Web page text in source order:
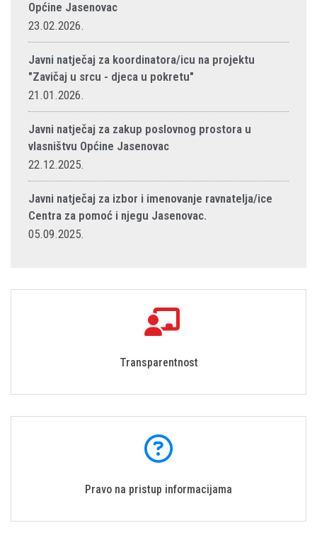
Općine Jasenovac
23.02.2026.
Javni natječaj za koordinatora/icu na projektu
"Zavičaj u srcu - djeca u pokretu"
21.01.2026.
Javni natječaj za zakup poslovnog prostora u
vlasništvu Općine Jasenovac
22.12.2025.
Javni natječaj za izbor i imenovanje ravnatelja/ice
Centra za pomoć i njegu Jasenovac.
05.09.2025.
Transparentnost
Pravo na pristup informacijama